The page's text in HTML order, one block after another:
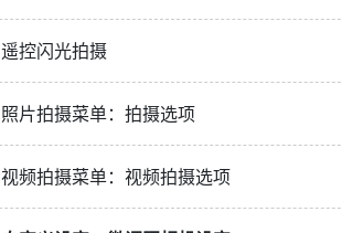
遥控闪光拍摄
照片拍摄菜单：拍摄选项
视频拍摄菜单：视频拍摄选项